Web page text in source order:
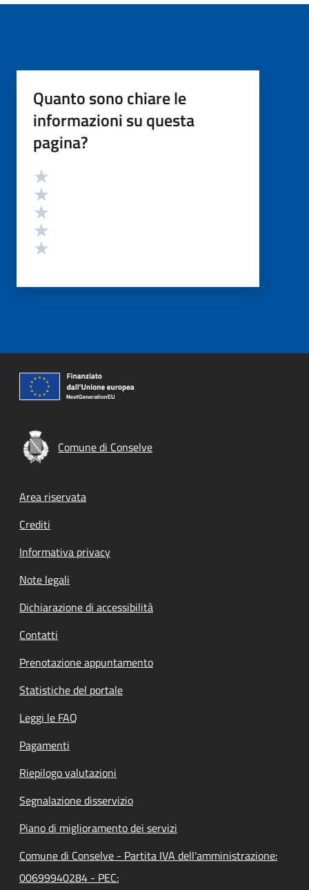
Quanto sono chiare le
informazioni su questa
pagina?
Valutazione
Comune di Conselve
Footer menu
Area riservata
Crediti
Informativa privacy
Note legali
Dichiarazione di accessibilità
Contatti
Prenotazione appuntamento
Statistiche del portale
Leggi le FAQ
Pagamenti
Riepilogo valutazioni
Segnalazione disservizio
Piano di miglioramento dei servizi
Comune di Conselve - Partita IVA dell'amministrazione:
00699940284 - PEC: